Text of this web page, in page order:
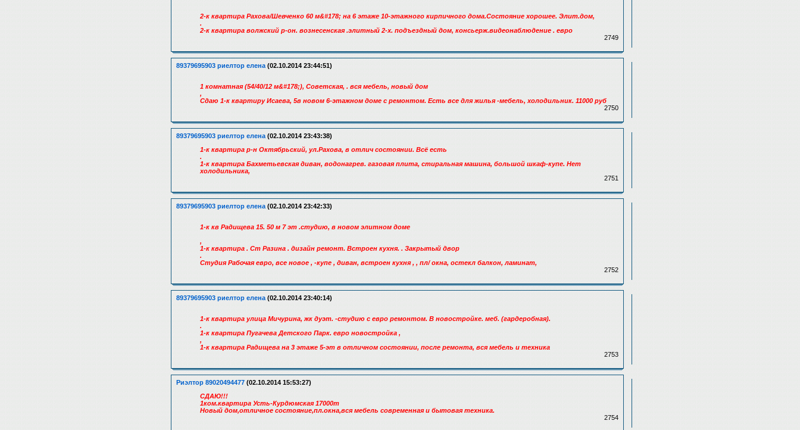
2-к квартира Рахова/Шевченко 60 м&#178; на 6 этаже 10-этажного кирпичного дома.Состояние хорошее. Элит.дом,
.
2-к квартира волжский р-он. вознесенская .элитный 2-х. подъездный дом, консьерж.видеонаблюдение . евро
2749
89379695903 риелтор елена (02.10.2014 23:44:51)
1 комнатная (54/40/12 м&#178;), Советская, . вся мебель, новый дом
,
Сдаю 1-к квартиру Исаева, 5в новом 6-этажном доме с ремонтом. Есть все для жилья -мебель, холодильник. 11000 руб
2750
89379695903 риелтор елена (02.10.2014 23:43:38)
1-к квартира р-н Октябрьский, ул.Рахова, в отлич состоянии. Всё есть
.
1-к квартира Бахметьевская диван, водонагрев. газовая плита, стиральная машина, большой шкаф-купе. Нет
холодильника,
2751
89379695903 риелтор елена (02.10.2014 23:42:33)
1-к кв Радищева 15. 50 м 7 эт .студию, в новом элитном доме
,
1-к квартира . Ст Разина . дизайн ремонт. Встроен кухня. . Закрытый двор
.
Студия Рабочая евро, все новое , -купе , диван, встроен кухня , , пл/ окна, остекл балкон, ламинат,
2752
89379695903 риелтор елена (02.10.2014 23:40:14)
1-к квартира улица Мичурина, жк дуэт. -студию с евро ремонтом. В новостройке. меб. (гардеробная).
.
1-к квартира Пугачева Детского Парк. евро новостройка ,
,
1-к квартира Радищева на 3 этаже 5-эт в отличном состоянии, после ремонта, вся мебель и техника
2753
Риэлтор 89020494477 (02.10.2014 15:53:27)
СДАЮ!!!
1ком.квартира Усть-Курдюмская 17000т
Новый дом,отличное состояние,пл.окна,вся мебель современная и бытовая техника.
2754